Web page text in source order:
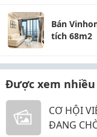
Bán
tích 68m2
Được xem nhiều
CƠ HỘI
ĐANG